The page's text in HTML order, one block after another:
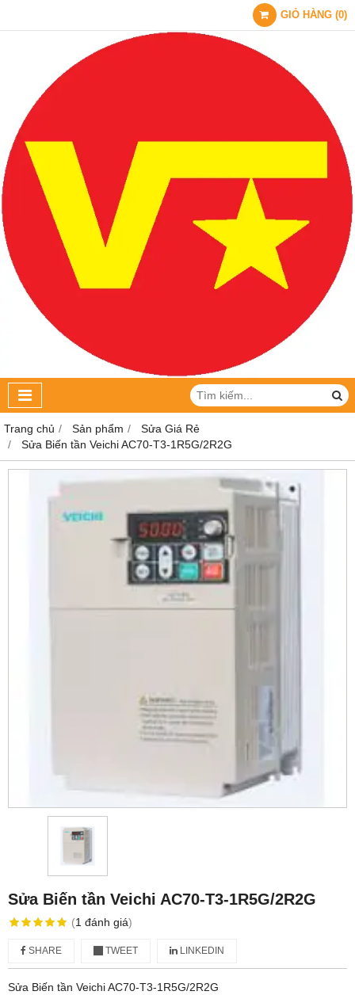
GIỎ HÀNG (0)
Trang chủ Sản phẩm
Sửa Giá Rẻ
Sửa Biến tần Veichi AC70-T3-1R5G/2R2G
Sửa Biến tần Veichi AC70-T3-1R5G/2R2G
(1 đánh giá)
SHARE TWEET LINKEDIN
Sửa Biến tần Veichi AC70-T3-1R5G/2R2G